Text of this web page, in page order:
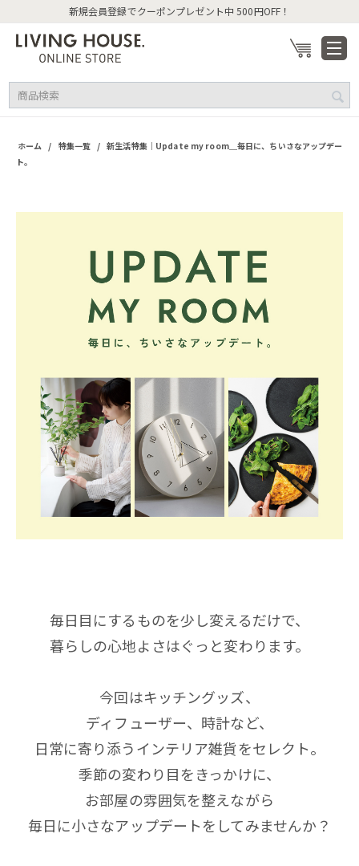
新規会員登録でクーポンプレゼント中 500円OFF！
ホーム / 特集一覧 / 新生活特集｜Update my room＿毎日に、ちいさなアップデー
ト。
毎日目にするものを少し変えるだけで、
暮らしの心地よさはぐっと変わります。
今回はキッチングッズ、
ディフューザー、時計など、
日常に寄り添うインテリア雑貨をセレクト。
季節の変わり目をきっかけに、
お部屋の雰囲気を整えながら
毎日に小さなアップデートをしてみませんか？